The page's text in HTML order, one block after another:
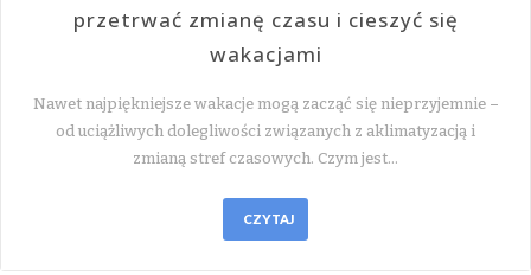
przetrwać zmianę czasu i cieszyć się
wakacjami
Nawet najpiękniejsze wakacje mogą zacząć się nieprzyjemnie –
od uciążliwych dolegliwości związanych z aklimatyzacją i
zmianą stref czasowych. Czym jest…
CZYTAJ